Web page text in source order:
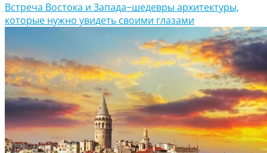
Встреча Востока и Запада−шедевры архитектуры,
которые нужно увидеть своими глазами